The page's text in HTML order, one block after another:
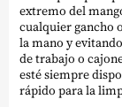
extremo del
cualquier gancho
la mano y
de trabajo o
esté siempre
rápido para la